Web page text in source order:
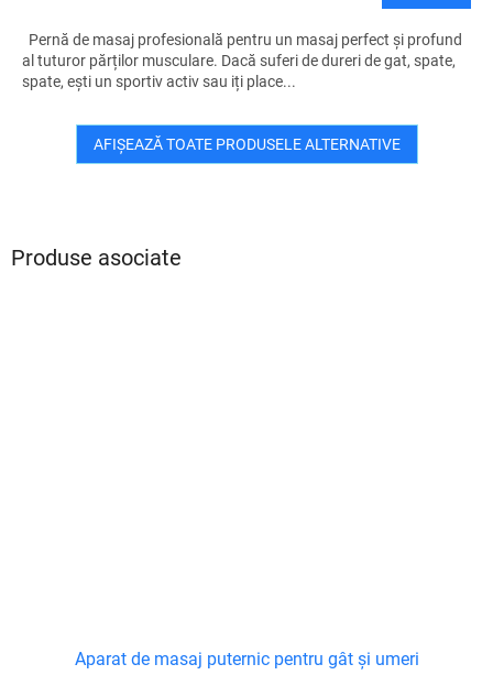
Produse asociate
Aparat de masaj puternic pentru gât și umeri
Pernă de masaj profesională pentru un masaj perfect și profund
al tuturor părților musculare. Dacă suferi de dureri de gat, spate,
spate, ești un sportiv activ sau iți place...
AFIŞEAZĂ TOATE PRODUSELE ALTERNATIVE